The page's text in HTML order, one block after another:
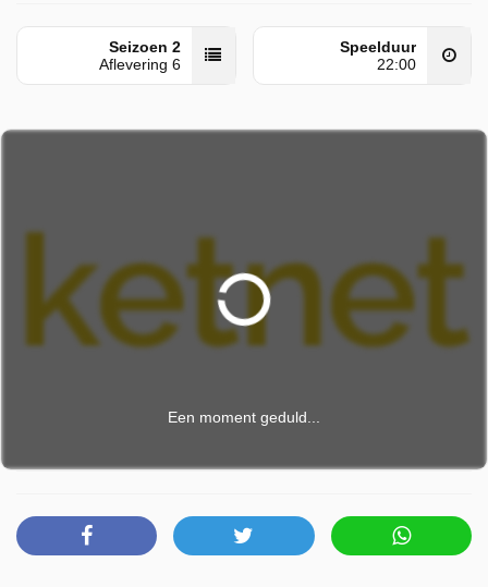
Seizoen 2
Aflevering 6
Speelduur
22:00
Een moment geduld...